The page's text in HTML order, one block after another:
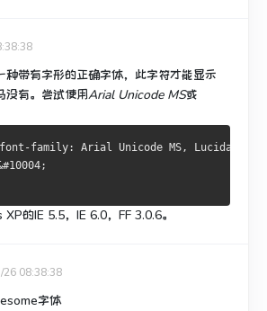
种带有字形的正确字体，此字符才能显示
有。 尝试使用Arial Unicode MS或
family: Arial Unicode MS, Lucida
的IE 5.5，IE 6.0，FF 3.0.6。
26 08:38:38
字体